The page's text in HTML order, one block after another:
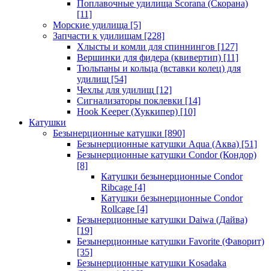
Поплавочные удилища Scorana (Скорана)
[11]
Морские удилища [5]
Запчасти к удилищам [228]
Хлысты и комли для спиннингов [127]
Вершинки для фидера (квивертип) [11]
Тюльпаны и кольца (вставки колец) для
удилищ [54]
Чехлы для удилищ [12]
Сигнализаторы поклевки [14]
Hook Keeper (Хуккипер) [10]
Катушки
Безынерционные катушки [890]
Безынерционные катушки Aqua (Аква) [51]
Безынерционные катушки Condor (Кондор)
[8]
Катушки безынерционные Condor
Ribcage [4]
Катушки безынерционные Condor
Rollcage [4]
Безынерционные катушки Daiwa (Дайва)
[19]
Безынерционные катушки Favorite (Фаворит)
[35]
Безынерционные катушки Kosadaka